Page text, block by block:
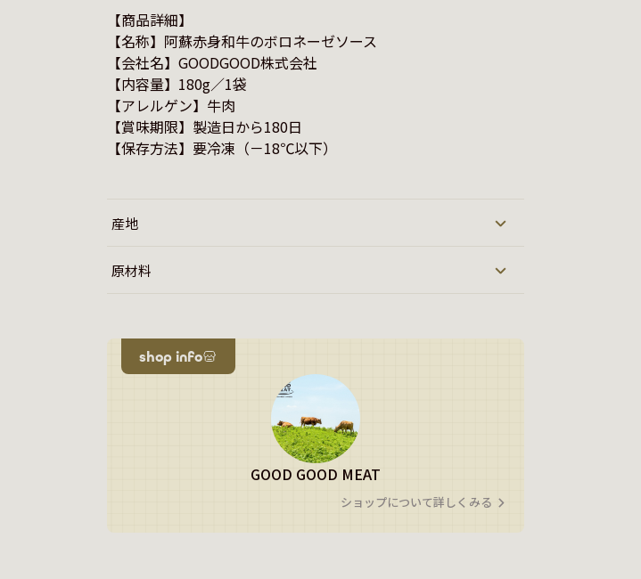
【商品詳細】
【名称】阿蘇赤身和牛のボロネーゼソース
【会社名】GOODGOOD株式会社
【内容量】180g／1袋
【アレルゲン】牛肉
【賞味期限】製造日から180日
【保存方法】要冷凍（－18℃以下）
産地
原材料
shop info
GOOD GOOD MEAT
ショップについて詳しくみる